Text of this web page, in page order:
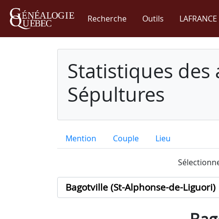
Recherche Outils
Statistiques des
Sépultures
Mention Couple Lieu